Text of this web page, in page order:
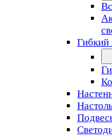
Гибкий